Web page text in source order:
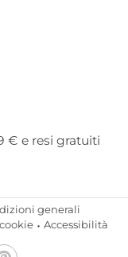
€ e resi gratuiti
generali
Accessibilità